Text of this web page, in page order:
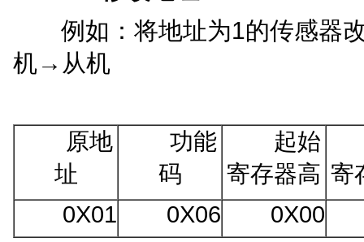
例如：将地址为1的传感器
机→ 从机
原地
址
功能
码
起始
寄存器高 寄
0X01 0X06 0X00